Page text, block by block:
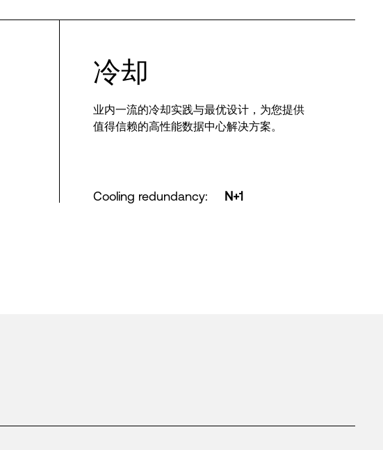
冷却
业内一流的冷却实践与最优设计，为您提供
值得信赖的高性能数据中心解决方案。
Cooling redundancy: N+1